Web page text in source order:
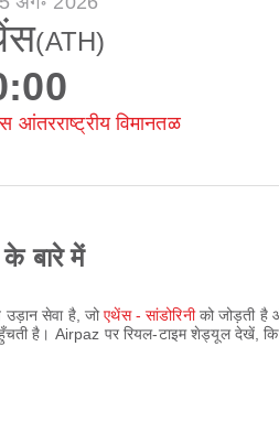
(ATH)
आंतरराष्ट्रीय विमानतळ
बारे में
उड़ान सेवा है, जोएथेंस - सांडोरिनीको जोड़ती
है। Airpaz पर रियल-टाइम शेड्यूल देखें,